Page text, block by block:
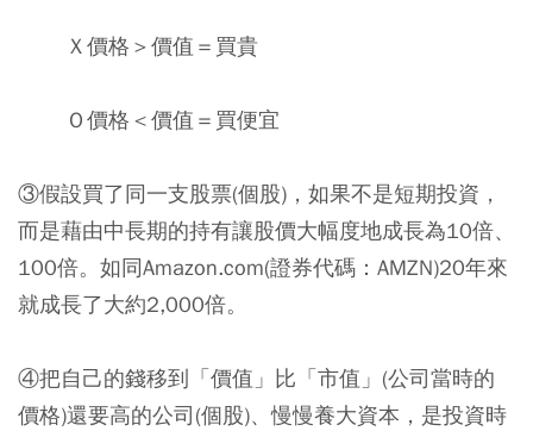
Ｘ價格＞價值＝買貴
Ｏ價格＜價值＝買便宜
③假設買了同一支股票(個股)，如果不是短期投資，
而是藉由中長期的持有讓股價大幅度地成長為10倍、
100倍。如同Amazon.com(證券代碼：AMZN)20年來
就成長了大約2,000倍。
④把自己的錢移到「價值」比「市值」(公司當時的
價格)還要高的公司(個股)、慢慢養大資本，是投資時